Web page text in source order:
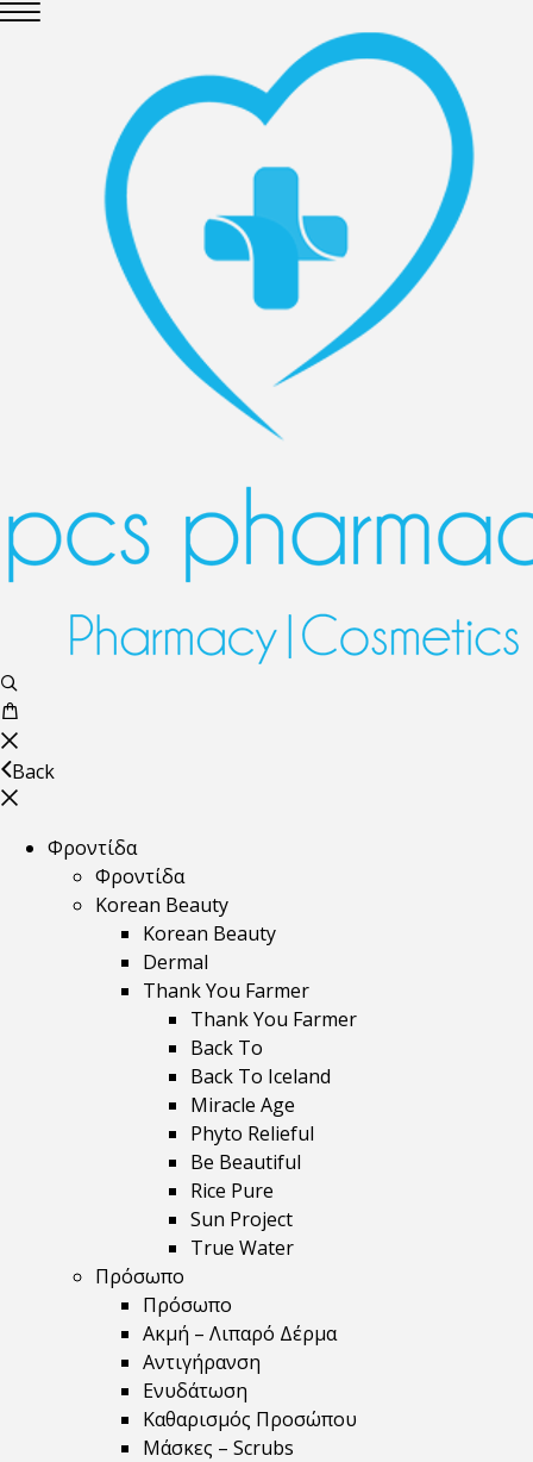
Back
Φροντίδα
Φροντίδα
Korean Beauty
Korean Beauty
Dermal
Thank You Farmer
Thank You Farmer
Back To
Back To Iceland
Miracle Age
Phyto Relieful
Be Beautiful
Rice Pure
Sun Project
True Water
Πρόσωπο
Πρόσωπο
Ακμή – Λιπαρό Δέρμα
Αντιγήρανση
Ενυδάτωση
Καθαρισμός Προσώπου
Μάσκες – Scrubs